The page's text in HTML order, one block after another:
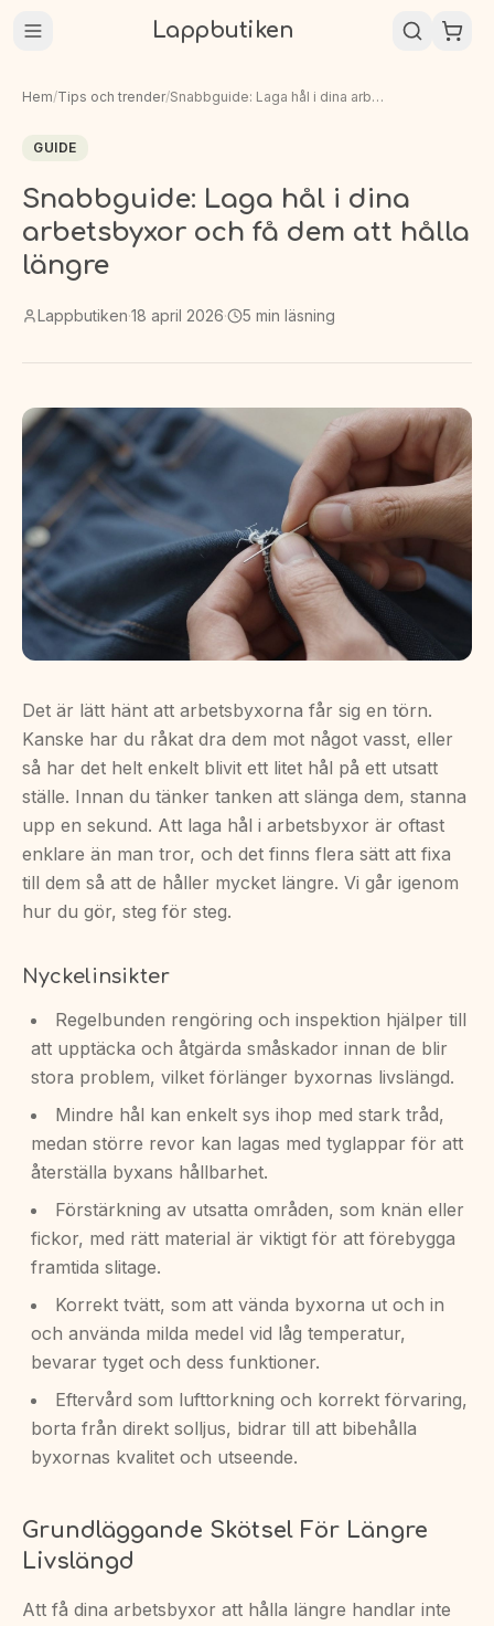
Lappbutiken
Hem/Tips och trender/ Snabbguide: Laga hål i dina arbetsbyxor och få dem att hålla längre
GUIDE
Snabbguide: Laga hål i dina
arbetsbyxor och få dem att hålla
längre
Lappbutiken·18 april 2026· 5 min läsning
Det är lätt hänt att arbetsbyxorna får sig en törn.
Kanske har du råkat dra dem mot något vasst, eller
så har det helt enkelt blivit ett litet hål på ett utsatt
ställe. Innan du tänker tanken att slänga dem, stanna
upp en sekund. Att laga hål i arbetsbyxor är oftast
enklare än man tror, och det finns flera sätt att fixa
till dem så att de håller mycket längre. Vi går igenom
hur du gör, steg för steg.
Nyckelinsikter
Regelbunden rengöring och inspektion hjälper till
att upptäcka och åtgärda småskador innan de blir
stora problem, vilket förlänger byxornas livslängd.
Mindre hål kan enkelt sys ihop med stark tråd,
medan större revor kan lagas med tyglappar för att
återställa byxans hållbarhet.
Förstärkning av utsatta områden, som knän eller
fickor, med rätt material är viktigt för att förebygga
framtida slitage.
Korrekt tvätt, som att vända byxorna ut och in
och använda milda medel vid låg temperatur,
bevarar tyget och dess funktioner.
Eftervård som lufttorkning och korrekt förvaring,
borta från direkt solljus, bidrar till att bibehålla
byxornas kvalitet och utseende.
Grundläggande Skötsel För Längre
Livslängd
Att få dina arbetsbyxor att hålla längre handlar inte